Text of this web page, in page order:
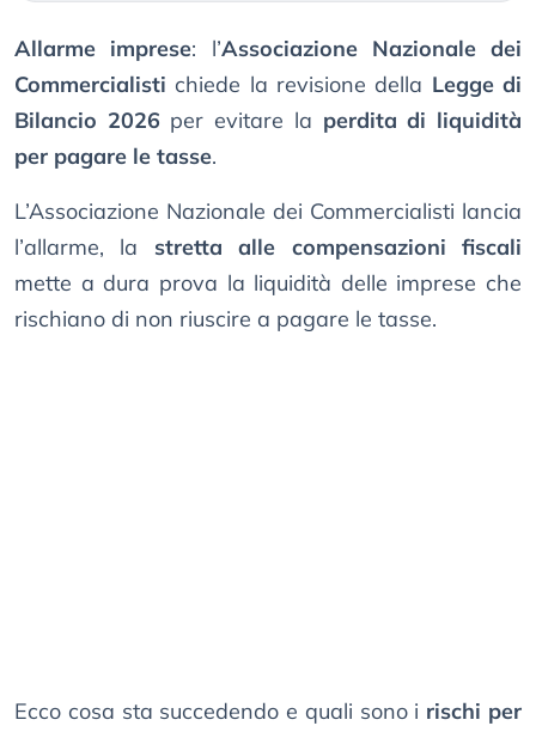
Allarme imprese: l’Associazione Nazionale dei
Commercialisti chiede la revisione della Legge di
Bilancio 2026 per evitare la perdita di liquidità
per pagare le tasse.
L’Associazione Nazionale dei Commercialisti lancia
l’allarme, la stretta alle compensazioni fiscali
mette a dura prova la liquidità delle imprese che
rischiano di non riuscire a pagare le tasse.
Ecco cosa sta succedendo e quali sono i rischi per